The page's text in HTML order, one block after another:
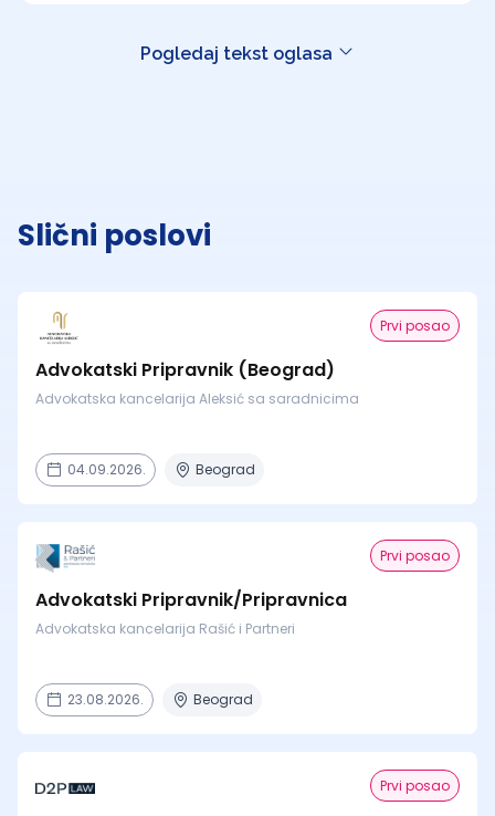
Pogledaj tekst oglasa
Slični poslovi
Prvi posao
Advokatski Pripravnik (Beograd)
Advokatska kancelarija Aleksić sa saradnicima
04.09.2026. Beograd
Prvi posao
Advokatski Pripravnik/Pripravnica
Advokatska kancelarija Rašić i Partneri
23.08.2026. Beograd
Prvi posao